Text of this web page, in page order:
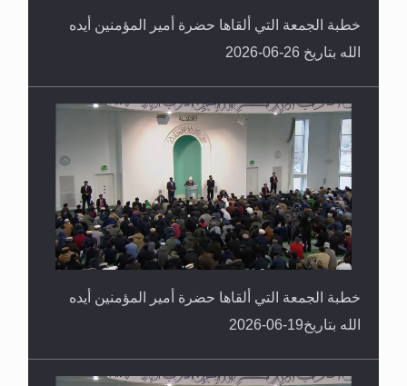
خطبة الجمعة التي ألقاها حضرة أمير المؤمنين أيده
الله بتاريخ 26-06-2026
خطبة الجمعة التي ألقاها حضرة أمير المؤمنين أيده
الله بتاريخ19-06-2026